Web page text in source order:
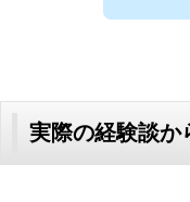
実際の経験談か